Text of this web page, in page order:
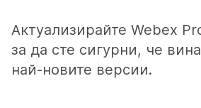
Актуализирайте Webex
за да сте сигурни, че
най-новите версии.